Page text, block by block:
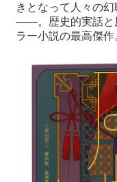
きとなって人々の
――。歴史的実話と
ラー小説の最高傑作